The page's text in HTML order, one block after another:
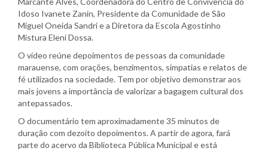
Idoso Ivanete Zanin, Presidente da Comunidade de São
Miguel Oneida Sandri e a Diretora da Escola Agostinho
Mistura Eleni Dossa.
O vídeo reúne depoimentos de pessoas da comunidade
marauense, com orações, benzimentos, simpatias e relatos de
fé utilizados na sociedade. Tem por objetivo demonstrar aos
mais jovens a importância de valorizar a bagagem cultural dos
antepassados.
O documentário tem aproximadamente 35 minutos de
duração com dezoito depoimentos. A partir de agora, fará
parte do acervo da Biblioteca Pública Municipal e está